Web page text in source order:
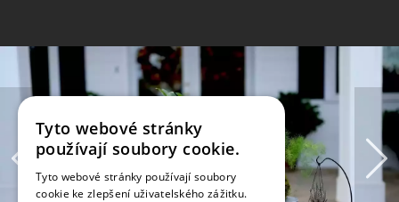
Tyto webové stránky
používají soubory cookie.
Tyto webové stránky používají soubory
cookie ke zlepšení uživatelského zážitku.